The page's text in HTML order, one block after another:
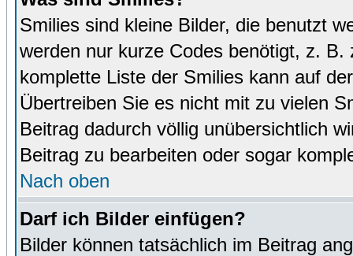
Smilies sind kleine Bilder, die benutzt
werden nur kurze Codes benötigt, z.
komplette Liste der Smilies kann auf
Übertreiben Sie es nicht mit zu vielen
Beitrag dadurch völlig unübersichtlich
Beitrag zu bearbeiten oder sogar
Nach oben
Darf ich Bilder einfügen?
Bilder können tatsächlich im Beitrag